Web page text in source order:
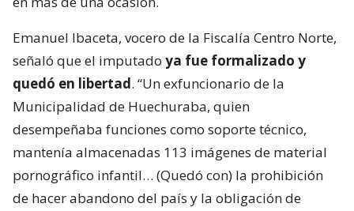
Emanuel Ibaceta, vocero de la Fiscalía Centro Norte,
señaló que el imputado ya fue formalizado y
quedó en libertad. “Un exfuncionario de la
Municipalidad de Huechuraba, quien
desempeñaba funciones como soporte técnico,
mantenía almacenadas 113 imágenes de material
pornográfico infantil… (Quedó con) la prohibición
de hacer abandono del país y la obligación de